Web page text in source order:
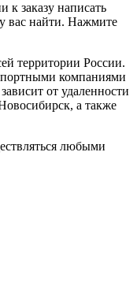
к заказу написать
вас найти. Нажмите
территории России.
компаниями
от удаленности
а также
любыми